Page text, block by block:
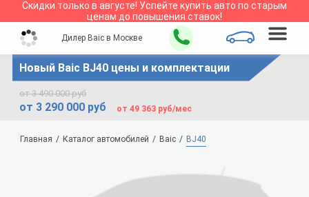
Скидки только в августе! Успейте купить авто по старым
ценам до повышения ставок!
Дилер Baic в Москве
Новый Baic BJ40 цены и комплектации
от 3 490 000 руб
от 3 290 000 руб от 49 363 руб/мес
Главная Каталог автомобилей Baic BJ40